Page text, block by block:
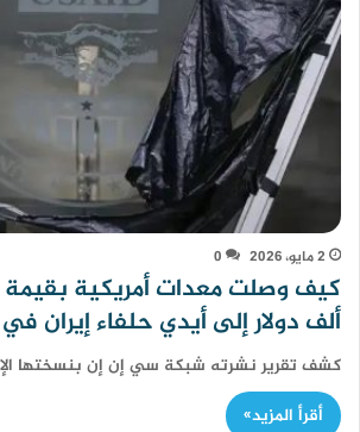
2 مايو، 2026 0
ألف دولار إلى أيدي حلفاء إيران
كشف تقرير نشرته شبكة سي إن إن بنسختها
أقرأ المزيد»